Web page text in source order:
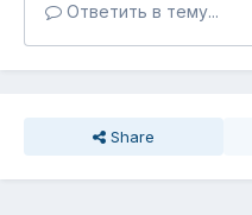
Ответить в тему...
Share